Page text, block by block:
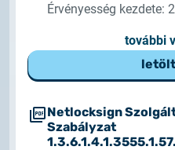
Érvényesség kezdete:
további
Netlocksign
Szabályzat